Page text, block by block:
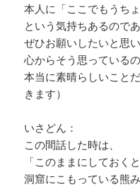
本人に「ここでもうち
という気持ちあるのであ
ぜひお願いしたいと思い
心からそう思っている
本当に素晴らしいこと
きます）
いさどん：
この間話した時は、
「このままにしておくと
洞窟にこもっている熊